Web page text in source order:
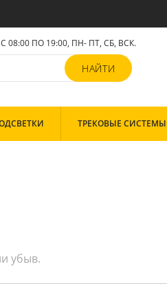
С 08:00 ПО 19:00, ПН- ПТ,СБ, ВСК.
ТРЕКОВЫЕ СИСТЕМЫ